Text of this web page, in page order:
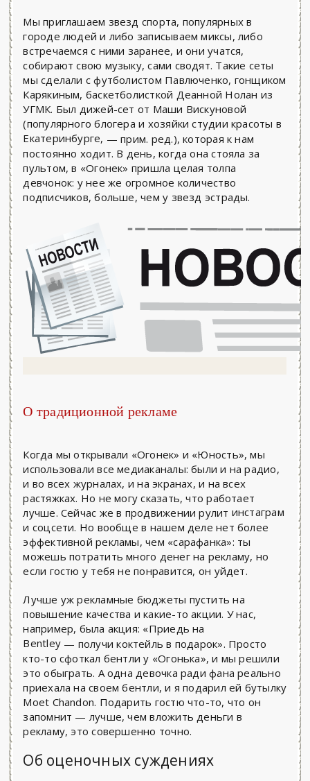
Мы приглашаем звезд спорта, популярных в
городе людей и либо записываем миксы, либо
встречаемся с ними заранее, и они учатся,
собирают свою музыку, сами сводят. Такие сеты
мы сделали с футболистом Павлюченко, гонщиком
Карякиным, баскетболисткой Деанной Нолан из
УГМК. Был дижей-сет от Маши Вискуновой
(популярного блогера и хозяйки студии красоты в
Екатеринбурге, — прим. ред.), которая к нам
постоянно ходит. В день, когда она стояла за
пультом, в «Огонек» пришла целая толпа
девчонок: у нее же огромное количество
подписчиков, больше, чем у звезд эстрады.
О традиционной рекламе
Когда мы открывали «Огонек» и «Юность», мы
использовали все медиаканалы: были и на радио,
и во всех журналах, и на экранах, и на всех
растяжках. Но не могу сказать, что работает
лучше. Сейчас же в продвижении рулит инстаграм
и соцсети. Но вообще в нашем деле нет более
эффективной рекламы, чем «сарафанка»: ты
можешь потратить много денег на рекламу, но
если гостю у тебя не понравится, он уйдет.
Лучше уж рекламные бюджеты пустить на
повышение качества и какие-то акции. У нас,
например, была акция: «Приедь на
Bentley — получи коктейль в подарок». Просто
кто-то сфоткал бентли у «Огонька», и мы решили
это обыграть. А одна девочка ради фана реально
приехала на своем бентли, и я подарил ей бутылку
Moet Chandon. Подарить гостю что-то, что он
запомнит — лучше, чем вложить деньги в
рекламу, это совершенно точно.
Об оценочных суждениях